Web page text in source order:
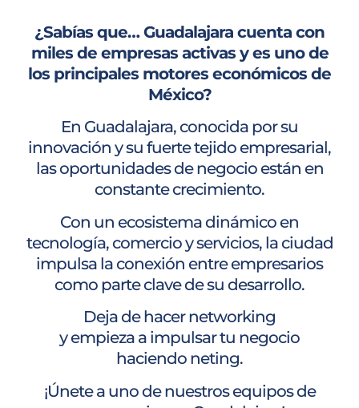
¿Sabías que… Guadalajara cuenta con
miles de empresas activas y es uno de
los principales motores económicos de
México?
En Guadalajara, conocida por su
innovación y su fuerte tejido empresarial,
las oportunidades de negocio están en
constante crecimiento.
Con un ecosistema dinámico en
tecnología, comercio y servicios, la ciudad
impulsa la conexión entre empresarios
como parte clave de su desarrollo.
Deja de hacer networking
y empieza a impulsar tu negocio
haciendo neting.
¡Únete a uno de nuestros equipos de